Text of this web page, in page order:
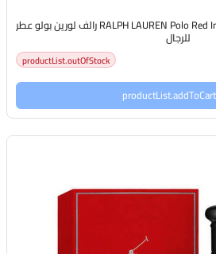
RALPH LAUREN Polo Red Intense Eau de Perfume 125ml رالف لورين بولو عطر
للرجال
productList.outOfStock
productList.addToCart